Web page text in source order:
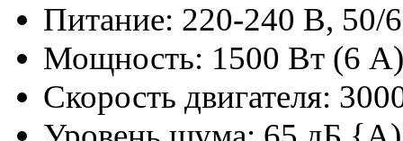
Питание: 220-240 В, 50/
Мощность: 1500 Вт (6 А)
Скорость двигателя: